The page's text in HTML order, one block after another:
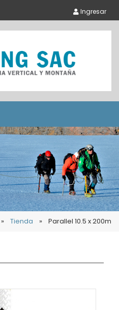
Ingresar
» Tienda » Parallel 10.5 x 200m